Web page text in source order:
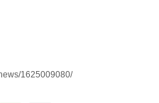
1625009080/